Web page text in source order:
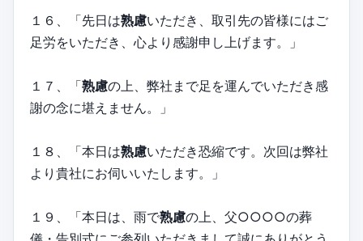
１６、「先日は熟慮いただき、取引先の皆様にはご
足労をいただき、心より感謝申し上げます。」
１７、「熟慮の上、弊社まで足を運んでいただき感
謝の念に堪えません。」
１８、「本日は熟慮いただき恐縮です。次回は弊社
より貴社にお伺いいたします。」
１９、「本日は、雨で熟慮の上、父○○○○の葬